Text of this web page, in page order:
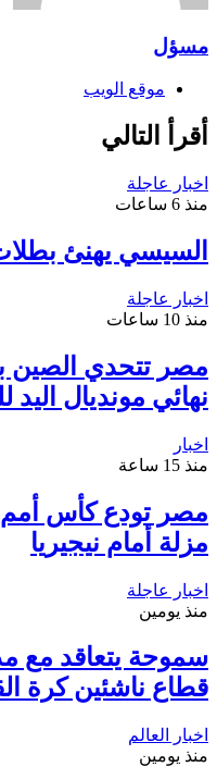
مسؤل
موقع الويب
أقرأ التالي
اخبار عاجلة
منذ 6 ساعات
السيسي يهنئ
اخبار عاجلة
منذ 10 ساعات
مصر تتحدي الصين
نهائي مونديال اليد
اخبار
منذ 15 ساعة
مصر تودع كأس أمم
مزلة أمام نيجيريا
اخبار عاجلة
منذ يومين
سموحة يتعاقد مع
قطاع ناشئين كرة
اخبار العالم
منذ يومين